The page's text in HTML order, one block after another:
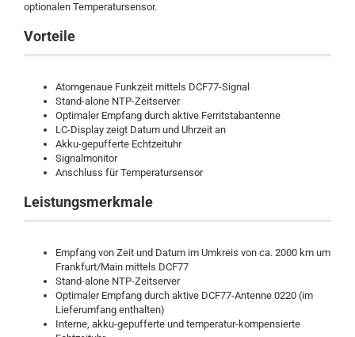
optionalen Temperatursensor.
Vorteile
Atomgenaue Funkzeit mittels DCF77-Signal
Stand-alone NTP-Zeitserver
Optimaler Empfang durch aktive Ferritstabantenne
LC-Display zeigt Datum und Uhrzeit an
Akku-gepufferte Echtzeituhr
Signalmonitor
Anschluss für Temperatursensor
Leistungsmerkmale
Empfang von Zeit und Datum im Umkreis von ca. 2000 km um
Frankfurt/Main mittels DCF77
Stand-alone NTP-Zeitserver
Optimaler Empfang durch aktive DCF77-Antenne 0220 (im
Lieferumfang enthalten)
Interne, akku-gepufferte und temperatur-kompensierte